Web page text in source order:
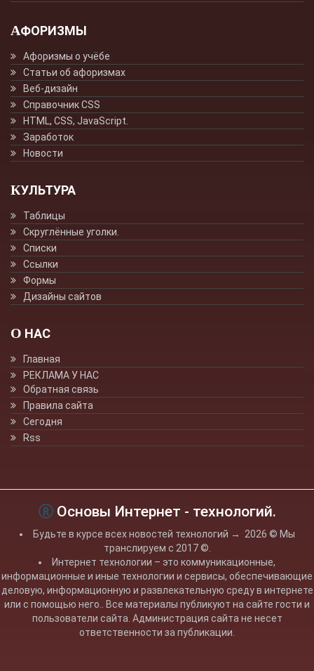
АФОРИЗМЫ
Афоризмы о учёбе
Статьи об афоризмах
Веб-дизайн
Справочник CSS
HTML, CSS, JavaScript.
Заработок
Новости
КУЛЬТУРА
Таблицы
Скруглённые уголки.
Списки
Ссылки
Формы
Дизайны сайтов
О НАС
Главная
РЕКЛАМА У НАС
Обратная связь
Правила сайта
Сегодня
Rss
Основы Интернет - технологий.
Будьте в курсе всех новостей технологий → 2026 © Мы
транслируем с 2017 ©.
Интернет технологии – это коммуникационные,
информационные и иные технологии и сервисы, обеспечивающие
деловую, информационную и развлекательную среду в интернете
или с помощью него.. Все материалы публикуют на сайте гости и
пользователи сайта. Администрация сайта не несет
ответственности за публикации.